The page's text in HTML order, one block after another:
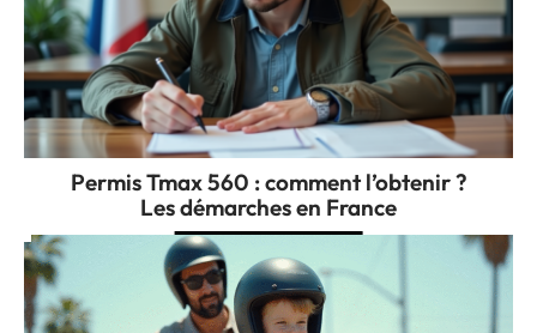
Permis Tmax 560 : comment l’obtenir ?
Les démarches en France